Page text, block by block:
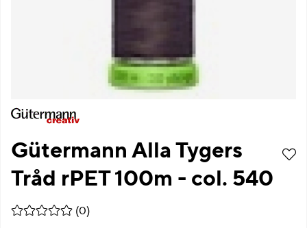
Gütermann Alla Tygers
Tråd rPET 100m - col. 540
Medelbetyg 0 av 5 Antal betyg 0
(0)